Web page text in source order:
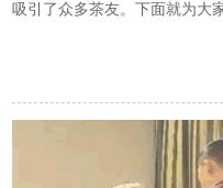
吸引了众多茶友。下面就为大